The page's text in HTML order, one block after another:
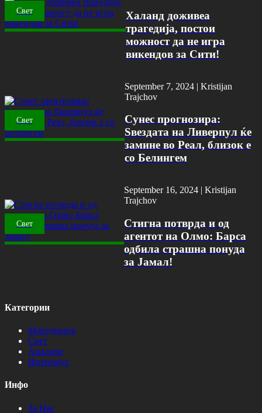
Свет
Халанд доживеа
трагедија, постои
можност да не игра
викендов за Сити!
Свет
September 7, 2024 | Kristijan
Trajchov
Сунес прогнозира:
Ѕвездата на Ливерпул ќе
замине во Реал, близок е
со Белингем
Свет
September 16, 2024 | Kristijan
Trajchov
Стигна потврда и од
агентот на Олмо: Барса
одбила страшна понуда
за Јамал!
Категории
Македонија
Свет
Анализи
Интервјуа
Инфо
За Нас